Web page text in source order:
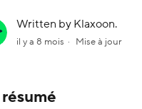
Written by Klaxoon.
il y a 8 mois Mise à jour